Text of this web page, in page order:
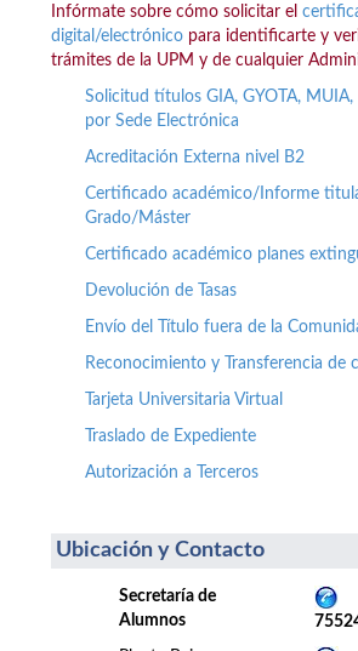
Infórmate sobre cómo solicitar el
digital/electrónico para identificarte y
trámites de la UPM y de cualquier
Solicitud títulos GIA, GYOTA,
por Sede Electrónica
Acreditación Externa nivel B2
Certificado académico/Informe
Grado/Máster
Certificado académico planes
Devolución de Tasas
Envío del Título fuera de la
Reconocimiento y Transferencia de
Tarjeta Universitaria Virtual
Traslado de Expediente
Autorización a Terceros
Ubicación y Contacto
Secretaría de
Alumnos